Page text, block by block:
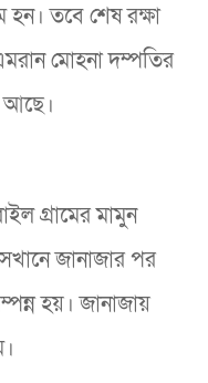
তবে শেষ রক্ষা
মোহনা দম্পতির
আছে।
গ্রামের মামুন
জানাজার পর
হয়। জানাজায়